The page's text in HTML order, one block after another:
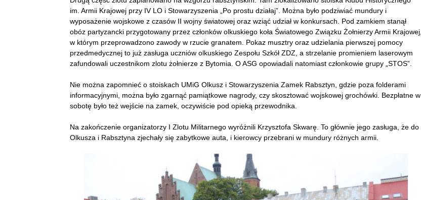
im. Armii Krajowej przy IV LO i Stowarzyszenia „Po prostu działaj”. Można było podziwiać mundury i
wyposażenie wojskowe z czasów II wojny światowej oraz wziąć udział w konkursach. Pod zamkiem stanął
obóz partyzancki przygotowany przez członków olkuskiego koła Światowego Związku Żołnierzy Armii Krajowej,
w którym przeprowadzono zawody w rzucie granatem. Pokaz musztry oraz udzielania pierwszej pomocy
przedmedycznej to już zasługa uczniów olkuskiego Zespołu Szkół ZDZ, a strzelanie promieniem laserowym
zafundowali uczestnikom zlotu żołnierze z Bytomia. O ASG opowiadali natomiast członkowie grupy „STOS”.
Nie można zapomnieć o stoiskach UMiG Olkusz i Stowarzyszenia Zamek Rabsztyn, gdzie poza folderami
informacyjnymi, można było zgarnąć pamiątkowe nagrody, czy skosztować wojskowej grochówki. Bezpłatne w
sobotę było też wejście na zamek, oczywiście pod opieką przewodnika.
Na zakończenie organizatorzy I Zlotu Militarnego wyróżnili Krzysztofa Skwarę. To głównie jego zasługa, że do
Olkusza i Rabsztyna zjechały się zabytkowe auta, i kierowcy przebrani w mundury różnych armii.